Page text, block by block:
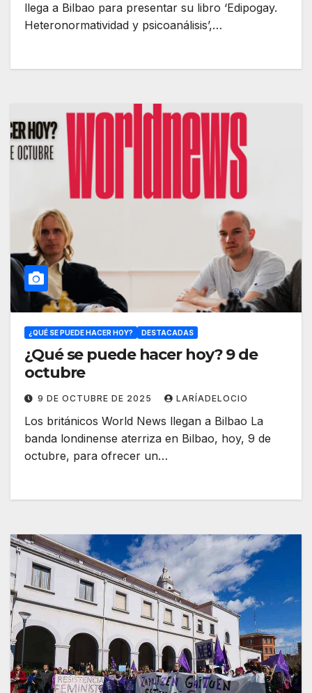
llega a Bilbao para presentar su libro ‘Edipogay.
Heteronormatividad y psicoanálisis’,…
¿QUÉ SE PUEDE HACER HOY? DESTACADAS
¿Qué se puede hacer hoy? 9 de
octubre
9 DE OCTUBRE DE 2025 LARÍADELOCIO
Los británicos World News llegan a Bilbao La
banda londinense aterriza en Bilbao, hoy, 9 de
octubre, para ofrecer un…